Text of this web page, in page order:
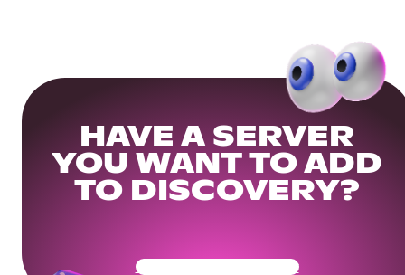
HAVE A SERVER
YOU WANT TO ADD
TO DISCOVERY?
Get Your Community Ready